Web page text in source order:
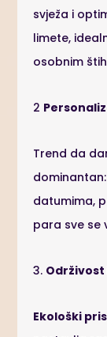
svježa i
limete,
osobnim
2
Trend da
dominantan:
datumima,
para sve se
3. Održivost
Ekološki